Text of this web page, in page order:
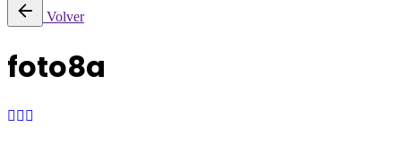
Volver
foto8a